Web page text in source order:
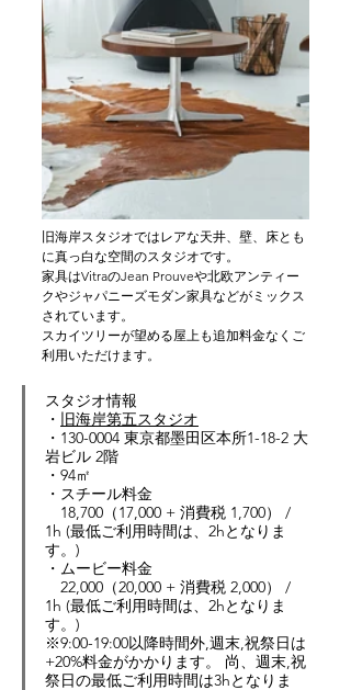
旧海岸スタジオではレアな天井、壁、床とも
に真っ白な空間のスタジオです。
家具はVitraのJean Prouveや北欧アンティー
クやジャパニーズモダン家具などがミックス
されています。
スカイツリーが望める屋上も追加料金なくご
利用いただけます。
スタジオ情報
・ 旧海岸第五スタジオ
・ 130-0004 東京都墨田区本所1-18-2 大
岩ビル 2階
・94㎡
・スチール料金
18,700（17,000 + 消費税 1,700） /
1h (最低ご利用時間は、2hとなりま
す。)
・ムービー料金
22,000（20,000 + 消費税 2,000） /
1h (最低ご利用時間は、2hとなりま
す。)
※9:00-19:00以降時間外,週末,祝祭日は
+20%料金がかかります。 尚、週末,祝
祭日の最低ご利用時間は3hとなりま